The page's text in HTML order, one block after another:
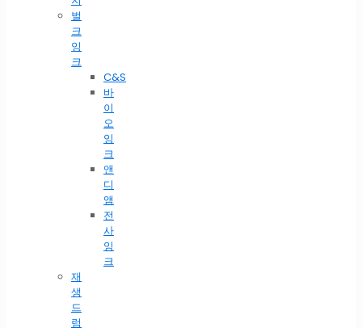
벌
크
잉
크
C&S
바
이
오
잉
크
앤
디
앰
전
사
잉
크
재
생
드
럼